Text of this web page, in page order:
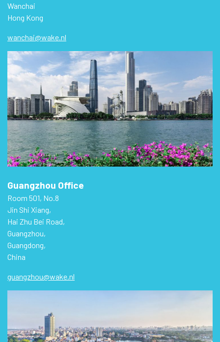
Wanchai
Hong Kong
wanchai@wake.nl
Guangzhou Office
Room 501, No.8
Jin Shi Xiang,
Hai Zhu Bei Road,
Guangzhou,
Guangdong,
China
guangzhou@wake.nl